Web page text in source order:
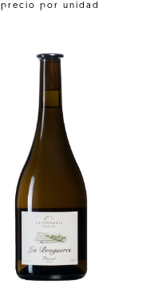
precio por unidad